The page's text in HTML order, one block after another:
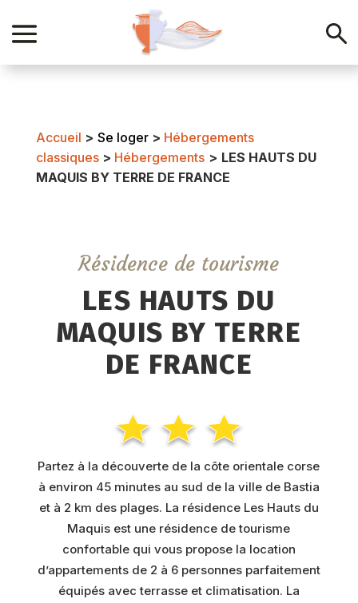
Accueil > Se loger> Hébergements
classiques> Hébergements > LES HAUTS DU
MAQUIS BY TERRE DE FRANCE
Résidence de tourisme
LES HAUTS DU
MAQUIS BY TERRE
DE FRANCE
Partez à la découverte de la côte orientale corse
à environ 45 minutes au sud de la ville de Bastia
et à 2 km des plages. La résidence Les Hauts du
Maquis est une résidence de tourisme
confortable qui vous propose la location
d’appartements de 2 à 6 personnes parfaitement
équipés avec terrasse et climatisation. La